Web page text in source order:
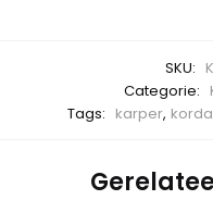
SKU:
Categorie:
Tags: karper, korda